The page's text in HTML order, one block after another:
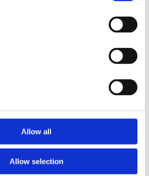
Allow all
Allow selection